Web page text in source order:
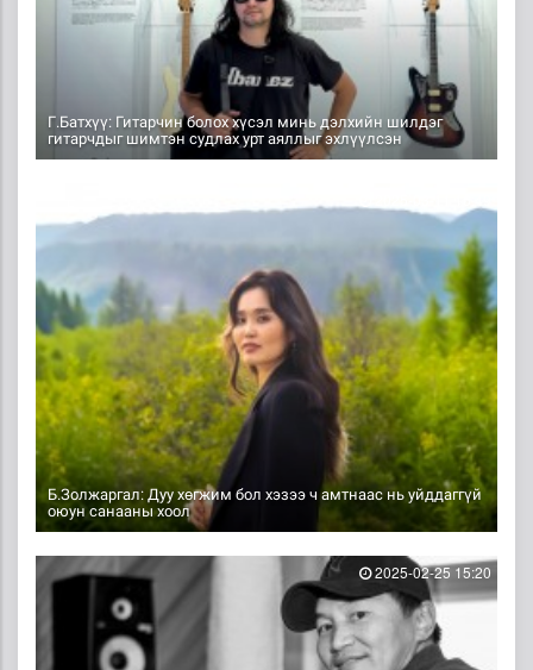
Г.Батхүү: Гитарчин болох хүсэл минь дэлхийн шилдэг
гитарчдыг шимтэн судлах урт аяллыг эхлүүлсэн
Б.Золжаргал: Дуу хөгжим бол хэзээ ч амтнаас нь уйддаггүй
оюун санааны хоол
2025-02-25 15:20